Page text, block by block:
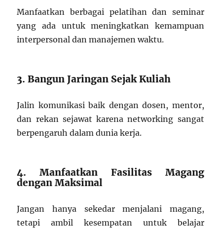
Manfaatkan berbagai pelatihan dan seminar
yang ada untuk meningkatkan kemampuan
interpersonal dan manajemen waktu.
3. Bangun Jaringan Sejak Kuliah
Jalin komunikasi baik dengan dosen, mentor,
dan rekan sejawat karena networking sangat
berpengaruh dalam dunia kerja.
4. Manfaatkan Fasilitas Magang
dengan Maksimal
Jangan hanya sekedar menjalani magang,
tetapi ambil kesempatan untuk belajar